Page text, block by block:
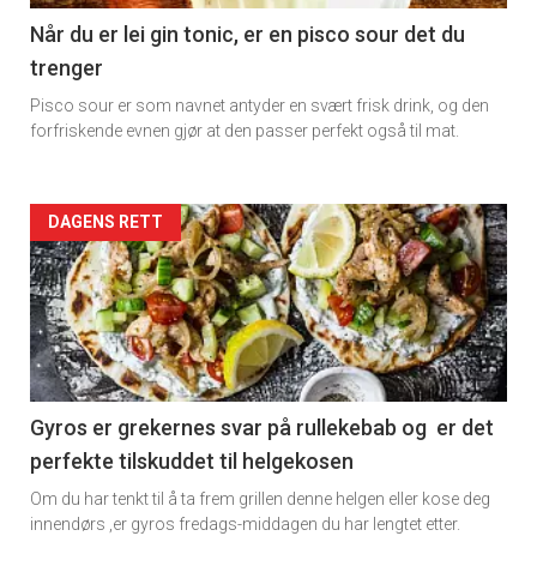
11
Dagens
rett
Når du er lei gin tonic, er en pisco sour det du
trenger
Pisco sour er som navnet antyder en svært frisk drink, og den
forfriskende evnen gjør at den passer perfekt også til mat.
Artikler
detail
-
section
11
Dagens
rett
DAGENS RETT
Gyros er grekernes svar på rullekebab og er det
perfekte tilskuddet til helgekosen
Om du har tenkt til å ta frem grillen denne helgen eller kose deg
innendørs ,er gyros fredags-middagen du har lengtet etter.